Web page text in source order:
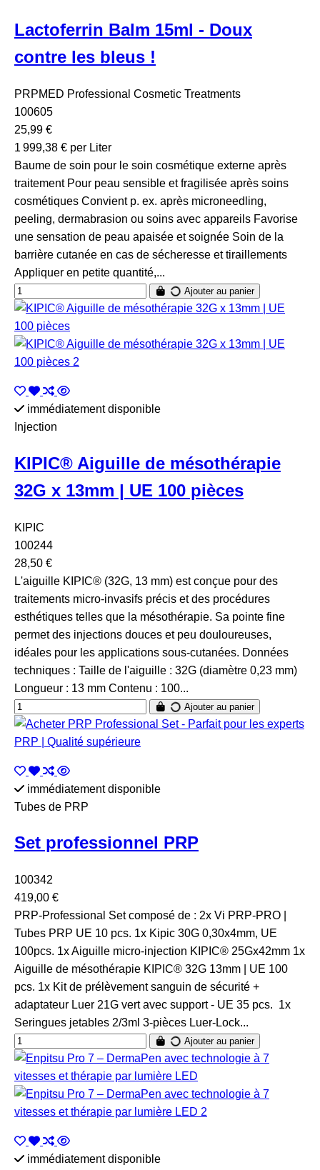
Lactoferrin Balm 15ml - Doux
contre les bleus !
PRPMED Professional Cosmetic Treatments
100605
25,99 €
1 999,38 € per Liter
Baume de soin pour le soin cosmétique externe après
traitement Pour peau sensible et fragilisée après soins
cosmétiques Convient p. ex. après microneedling,
peeling, dermabrasion ou soins avec appareils Favorise
une sensation de peau apaisée et soignée Soin de la
barrière cutanée en cas de sécheresse et tiraillements
Appliquer en petite quantité,...
Ajouter au panier
immédiatement disponible
Injection
KIPIC® Aiguille de mésothérapie
32G x 13mm | UE 100 pièces
KIPIC
100244
28,50 €
L'aiguille KIPIC® (32G, 13 mm) est conçue pour des
traitements micro-invasifs précis et des procédures
esthétiques telles que la mésothérapie. Sa pointe fine
permet des injections douces et peu douloureuses,
idéales pour les applications sous-cutanées. Données
techniques : Taille de l'aiguille : 32G (diamètre 0,23 mm)
Longueur : 13 mm Contenu : 100...
Ajouter au panier
immédiatement disponible
Tubes de PRP
Set professionnel PRP
100342
419,00 €
PRP-Professional Set composé de : 2x Vi PRP-PRO |
Tubes PRP UE 10 pcs. 1x Kipic 30G 0,30x4mm, UE
100pcs. 1x Aiguille micro-injection KIPIC® 25Gx42mm 1x
Aiguille de mésothérapie KIPIC® 32G 13mm | UE 100
pcs. 1x Kit de prélèvement sanguin de sécurité +
adaptateur Luer 21G vert avec support - UE 35 pcs. 1x
Seringues jetables 2/3ml 3-pièces Luer-Lock...
Ajouter au panier
immédiatement disponible